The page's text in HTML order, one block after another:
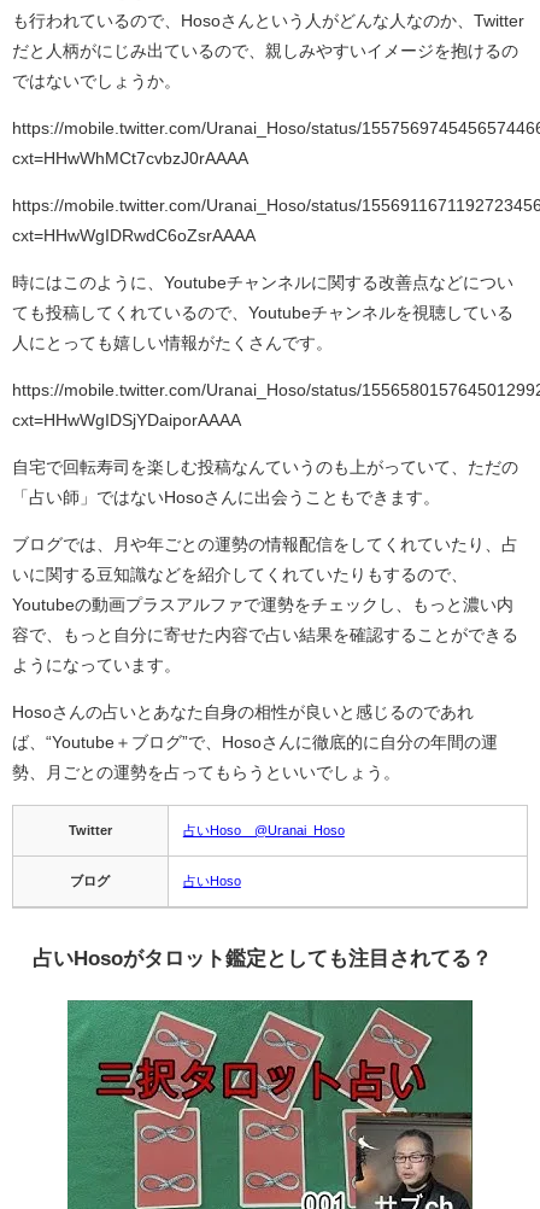
も行われているので、Hosoさんという人がどんな人なのか、Twitter
だと人柄がにじみ出ているので、親しみやすいイメージを抱けるの
ではないでしょうか。
https://mobile.twitter.com/Uranai_Hoso/status/
cxt=HHwWhMCt7cvbzJ0rAAAA
https://mobile.twitter.com/Uranai_Hoso/status/
cxt=HHwWgIDRwdC6oZsrAAAA
時にはこのように、Youtubeチャンネルに関する改善点などについ
ても投稿してくれているので、Youtubeチャンネルを視聴している
人にとっても嬉しい情報がたくさんです。
https://mobile.twitter.com/Uranai_Hoso/status/
cxt=HHwWgIDSjYDaiporAAAA
自宅で回転寿司を楽しむ投稿なんていうのも上がっていて、ただの
「占い師」ではないHosoさんに出会うこともできます。
ブログでは、月や年ごとの運勢の情報配信をしてくれていたり、占
いに関する豆知識などを紹介してくれていたりもするので、
Youtubeの動画プラスアルファで運勢をチェックし、もっと濃い内
容で、もっと自分に寄せた内容で占い結果を確認することができる
ようになっています。
Hosoさんの占いとあなた自身の相性が良いと感じるのであれ
ば、“Youtube＋ブログ”で、Hosoさんに徹底的に自分の年間の運
勢、月ごとの運勢を占ってもらうといいでしょう。
Twitter 占いHoso @Uranai_Hoso
ブログ 占いHoso
占いHosoがタロット鑑定としても注目されてる？